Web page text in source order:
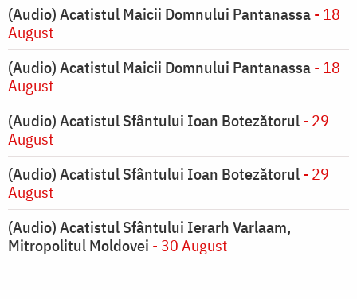
(Audio) Acatistul Maicii Domnului Pantanassa- 18
August
(Audio) Acatistul Maicii Domnului Pantanassa- 18
August
(Audio) Acatistul Sfântului Ioan Botezătorul- 29
August
(Audio) Acatistul Sfântului Ioan Botezătorul- 29
August
(Audio) Acatistul Sfântului Ierarh Varlaam,
Mitropolitul Moldovei - 30 August